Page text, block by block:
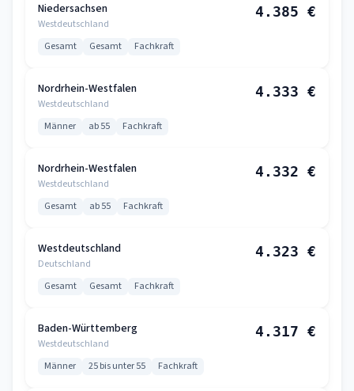
Niedersachsen
Westdeutschland
4.385 €
Gesamt Gesamt Fachkraft
Nordrhein-Westfalen
Westdeutschland
4.333 €
Männer ab 55 Fachkraft
Nordrhein-Westfalen
Westdeutschland
4.332 €
Gesamt ab 55 Fachkraft
Westdeutschland
Deutschland
4.323 €
Gesamt Gesamt Fachkraft
Baden-Württemberg
Westdeutschland
4.317 €
Männer 25 bis unter 55 Fachkraft